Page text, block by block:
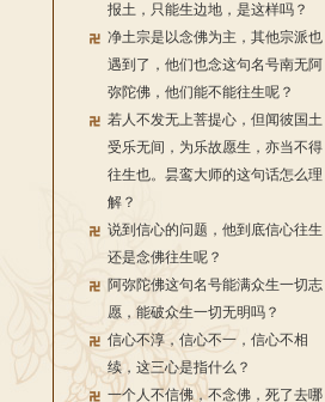
报土，只能生边地，是这样吗？
净土宗是以念佛为主，其他宗派也
遇到了，他们也念这句名号南无阿
弥陀佛，他们能不能往生呢？
若人不发无上菩提心，但闻彼国土
受乐无间，为乐故愿生，亦当不得
往生也。昙鸾大师的这句话怎么理
解？
说到信心的问题，他到底信心往生
还是念佛往生呢？
阿弥陀佛这句名号能满众生一切志
愿，能破众生一切无明吗？
信心不淳，信心不一，信心不相
续，这三心是指什么？
一个人不信佛，不念佛，死了去哪